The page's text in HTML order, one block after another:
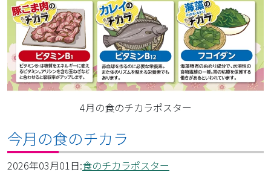
4月の食のチカラポスター
今月の食のチカラ
2026年03月01日:食のチカラポスター